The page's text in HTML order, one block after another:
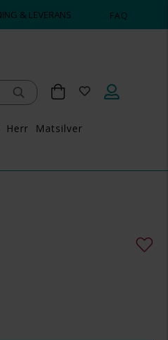
& LEVERANS FAQ
Herr
Matsilver